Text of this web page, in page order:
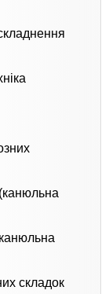
складок